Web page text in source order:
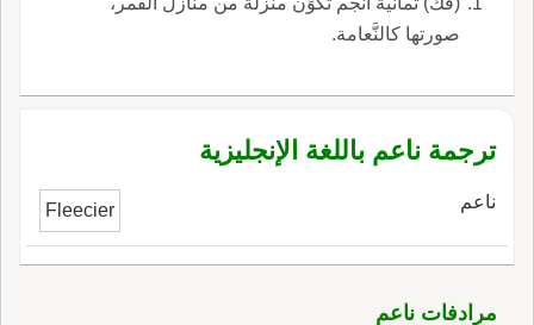
صورتها كالنَّعامة.
ترجمة ناعم باللغة الإنجليزية
ناعم Fleecier
مرادفات ناعم